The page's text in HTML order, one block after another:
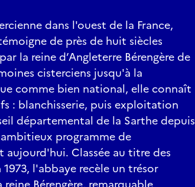
dans l'ouest de la France,
de près de huit siècles
la reine d’Angleterre Bérengère de
cisterciens jusqu'à la
comme bien national, elle connaît
: blanchisserie, puis exploitation
départemental de la Sarthe depuis
programme de
Classée au titre des
l'abbaye recèle un trésor